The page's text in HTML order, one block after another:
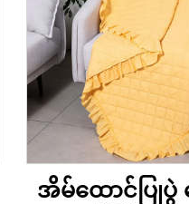
အိမ်ထောင်ပြုပွဲ